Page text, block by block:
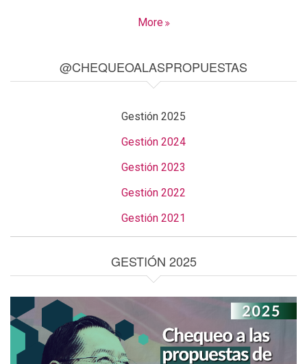
More
@CHEQUEOALASPROPUESTAS
Gestión 2025
Gestión 2024
Gestión 2023
Gestión 2022
Gestión 2021
GESTIÓN 2025